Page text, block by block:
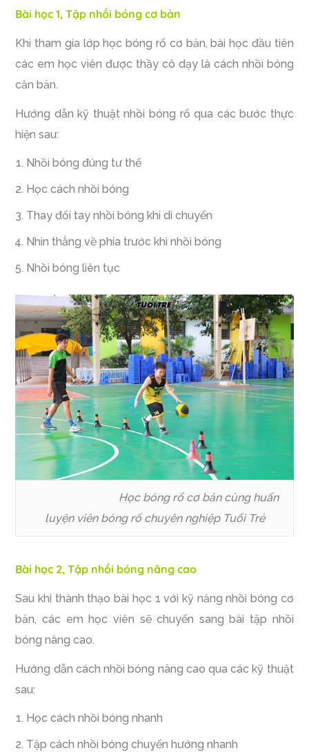
Bài học 1, Tập nhồi bóng cơ bản
Khi tham gia lớp học bóng rổ cơ bản, bài học đầu tiên
các em học viên được thầy cô dạy là cách nhồi bóng
căn bản.
Hướng dẫn kỹ thuật nhồi bóng rổ qua các bước thực
hiện sau:
Nhồi bóng đúng tư thế
Học cách nhồi bóng
Thay đổi tay nhồi bóng khi di chuyển
Nhìn thẳng về phía trước khi nhồi bóng
Nhồi bóng liên tục
Học bóng rổ cơ bản cùng huấn
luyện viên bóng rổ chuyên nghiệp Tuổi Trẻ
Bài học 2, Tập nhồi bóng nâng cao
Sau khi thành thạo bài học 1 với kỹ năng nhồi bóng cơ
bản, các em học viên sẽ chuyển sang bài tập nhồi
bóng nâng cao.
Hướng dẫn cách nhồi bóng nâng cao qua các kỹ thuật
sau:
Học cách nhồi bóng nhanh
Tập cách nhồi bóng chuyển hướng nhanh